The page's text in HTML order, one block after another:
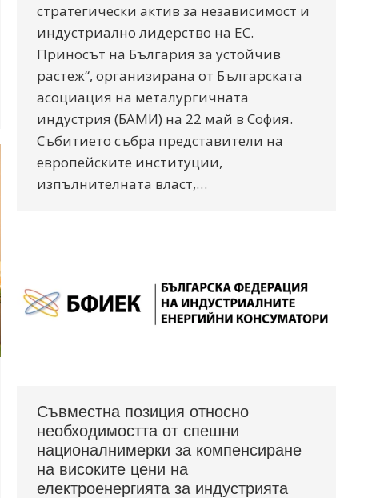
стратегически актив за независимост и
индустриално лидерство на ЕС.
Приносът на България за устойчив
растеж“, организирана от Българската
асоциация на металургичната
индустрия (БАМИ) на 22 май в София.
Събитието събра представители на
европейските институции,
изпълнителната власт,…
Съвместна позиция относно
необходимостта от спешни
националнимерки за компенсиране
на високите цени на
електроенергията за индустрията